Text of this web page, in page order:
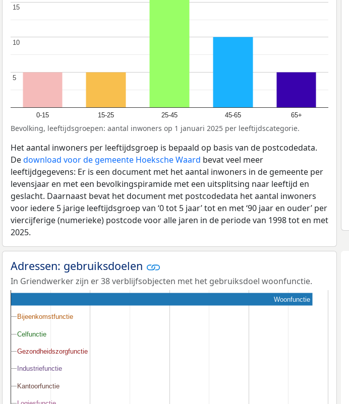
0-15 15-25 25-45 45-65 65+
5
5
10
10
15
15
Bevolking, leeftijdsgroepen: aantal inwoners op 1 januari 2025 per leeftijdscategorie.
Het aantal inwoners per leeftijdsgroep is bepaald op basis van de postcodedata.
Dedownload voor de gemeente Hoeksche Waard bevat veel meer
leeftijdgegevens: Er is een document met het aantal inwoners in de gemeente per
levensjaar en met een bevolkingspiramide met een uitsplitsing naar leeftijd en
geslacht. Daarnaast bevat het document met postcodedata het aantal inwoners
voor iedere 5 jarige leeftijdsgroep van ‘0 tot 5 jaar’ tot en met ‘90 jaar en ouder’ per
viercijferige (numerieke) postcode voor alle jaren in de periode van 1998 tot en met
2025.
Adressen: gebruiksdoelen
In Griendwerker zijn er 38 verblijfsobjecten met het gebruiksdoel woonfunctie.
Woonfunctie
Bijeenkomstfunctie
Bijeenkomstfunctie
Celfunctie
Celfunctie
Gezondheidszorgfunctie
Gezondheidszorgfunctie
Industriefunctie
Industriefunctie
Kantoorfunctie
Kantoorfunctie